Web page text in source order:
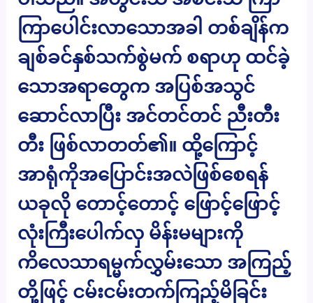
ကြာပေါင်းလာသောအခါ တစ်ချိန်က
ချစ်ခင်နှစ်သက်စွဲမက် စရာဟု ထင်ခဲ့
သောအရာတွေက အပြစ်အသွင်
ဆောင်လာပြီး အင်တင်တင် ညီးတီး
တီး ဖြစ်လာတတ်၏။ ထို့ကြောင့်
အာရုံကိုအပြောင်းအလဲဖြစ်စေရန်
ယခုလို တောင့်တောင့် ဖြောင့်ဖြောင့်
လုံးကြီးပေါက်လှ မိန်းမများကို
ကိလေသာရမ္မက်လွှမ်းသော အကြည့်
တို့ဖြင့် ငမ်းငမ်းတက်ကြည့်မိခြင်း